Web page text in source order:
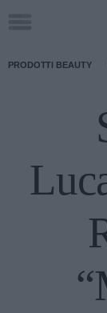
PRODOTTI BEAUTY